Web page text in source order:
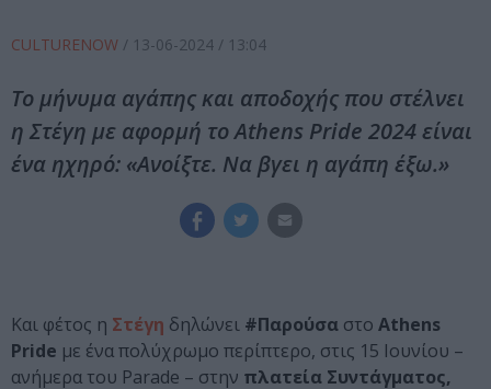
CULTURENOW / 13-06-2024 / 13:04
Το μήνυμα αγάπης και αποδοχής που στέλνει
η Στέγη με αφορμή το Athens Pride 2024 είναι
ένα ηχηρό: «Ανοίξτε. Να βγει η αγάπη έξω.»
Και φέτος η Στέγη δηλώνει #Παρούσα στο Athens
Pride με ένα πολύχρωμο περίπτερο, στις 15 Ιουνίου –
ανήμερα του Parade – στην πλατεία Συντάγματος,